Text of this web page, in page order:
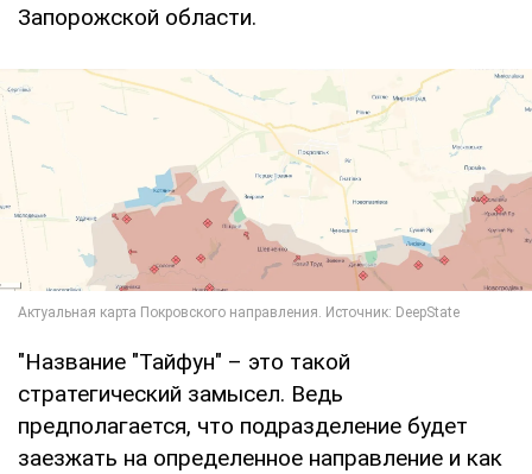
Запорожской области.
"Название "Тайфун" – это такой
стратегический замысел. Ведь
предполагается, что подразделение будет
заезжать на определенное направление и как